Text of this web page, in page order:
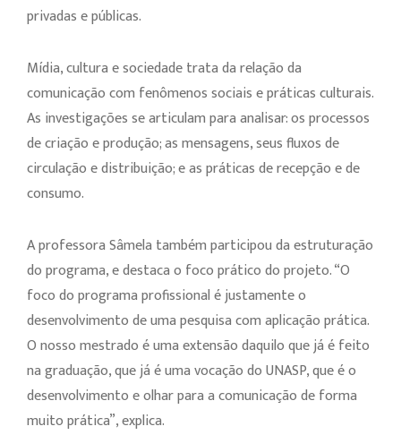
privadas e públicas.
Mídia, cultura e sociedade trata da relação da
comunicação com fenômenos sociais e práticas culturais.
As investigações se articulam para analisar: os processos
de criação e produção; as mensagens, seus fluxos de
circulação e distribuição; e as práticas de recepção e de
consumo.
A professora Sâmela também participou da estruturação
do programa, e destaca o foco prático do projeto. “O
foco do programa profissional é justamente o
desenvolvimento de uma pesquisa com aplicação prática.
O nosso mestrado é uma extensão daquilo que já é feito
na graduação, que já é uma vocação do UNASP, que é o
desenvolvimento e olhar para a comunicação de forma
muito prática”, explica.